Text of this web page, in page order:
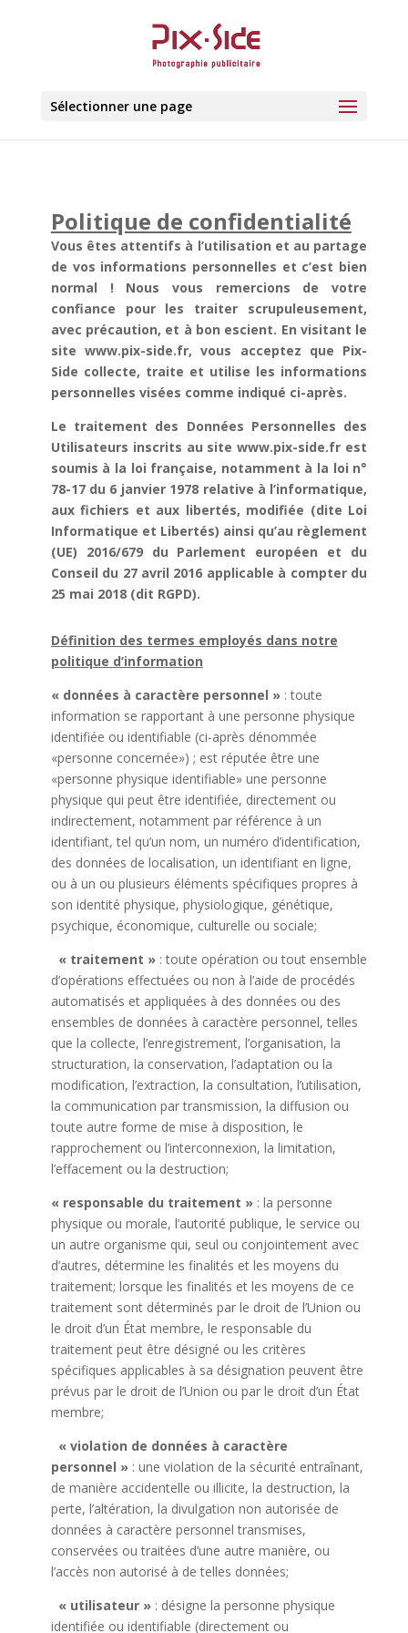
Sélectionner une page
Politique de confidentialité
Vous êtes attentifs à l’utilisation et au partage
de vos informations personnelles et c’est bien
normal ! Nous vous remercions de votre
confiance pour les traiter scrupuleusement,
avec précaution, et à bon escient. En visitant le
site www.pix-side.fr, vous acceptez que Pix-
Side collecte, traite et utilise les informations
personnelles visées comme indiqué ci-après.
Le traitement des Données Personnelles des
Utilisateurs inscrits au site www.pix-side.fr est
soumis à la loi française, notamment à la loi n°
78-17 du 6 janvier 1978 relative à l’informatique,
aux fichiers et aux libertés, modifiée (dite Loi
Informatique et Libertés) ainsi qu’au règlement
(UE) 2016/679 du Parlement européen et du
Conseil du 27 avril 2016 applicable à compter du
25 mai 2018 (dit RGPD).
Définition des termes employés dans notre
politique d’information
« données à caractère personnel »: toute
information se rapportant à une personne physique
identifiée ou identifiable (ci-après dénommée
«personne concernée») ; est réputée être une
«personne physique identifiable» une personne
physique qui peut être identifiée, directement ou
indirectement, notamment par référence à un
identifiant, tel qu’un nom, un numéro d’identification,
des données de localisation, un identifiant en ligne,
ou à un ou plusieurs éléments spécifiques propres à
son identité physique, physiologique, génétique,
psychique, économique, culturelle ou sociale;
« traitement »: toute opération ou tout ensemble
d’opérations effectuées ou non à l’aide de procédés
automatisés et appliquées à des données ou des
ensembles de données à caractère personnel, telles
que la collecte, l’enregistrement, l’organisation, la
structuration, la conservation, l’adaptation ou la
modification, l’extraction, la consultation, l’utilisation,
la communication par transmission, la diffusion ou
toute autre forme de mise à disposition, le
rapprochement ou l’interconnexion, la limitation,
l’effacement ou la destruction;
« responsable du traitement »: la personne
physique ou morale, l’autorité publique, le service ou
un autre organisme qui, seul ou conjointement avec
d’autres, détermine les finalités et les moyens du
traitement; lorsque les finalités et les moyens de ce
traitement sont déterminés par le droit de l’Union ou
le droit d’un État membre, le responsable du
traitement peut être désigné ou les critères
spécifiques applicables à sa désignation peuvent être
prévus par le droit de l’Union ou par le droit d’un État
membre;
« violation de données à caractère
personnel »: une violation de la sécurité entraînant,
de manière accidentelle ou illicite, la destruction, la
perte, l’altération, la divulgation non autorisée de
données à caractère personnel transmises,
conservées ou traitées d’une autre manière, ou
l’accès non autorisé à de telles données;
« utilisateur »: désigne la personne physique
identifiée ou identifiable (directement ou